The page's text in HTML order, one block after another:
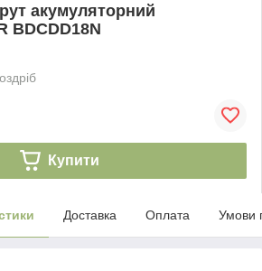
акумуляторний
BDCDD18N
Купити
Доставка Оплата Умови